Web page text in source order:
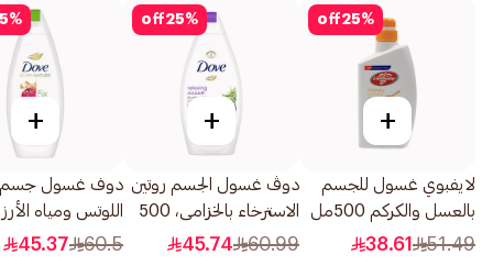
25%
off
+
لايفبوي غسول للجسم
بالعسل والكركم 500مل
51.49
38.61
25%
off
+
دوڤ غسول الجسم روتين
الاسترخاء بالخزامى، 500
مل
60.99
45.74
%
+
دوف غسول جسم
اللوتس ومياه الأرز
500مل
60.5
45.37